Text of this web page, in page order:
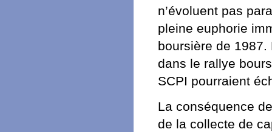
n’évoluent pas
pleine euphorie
boursière de
dans le rallye
SCPI pourraient
La conséquence
de la collecte de